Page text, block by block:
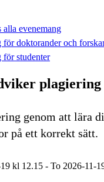
evenemang
för doktorander och
för studenter
plagiering
genom att lära
på ett korrekt sätt.
kl 12.15 - To 2026-11-